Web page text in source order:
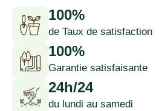
100%
de Taux de satisfaction
100%
Garantie satisfaisante
24h/24
du lundi au samedi